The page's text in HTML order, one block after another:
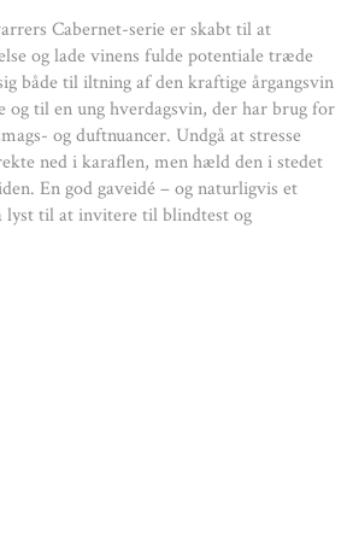
H: 23,2
OBS:
55° C i opvaskemaskine
Cabernet-serie er skabt til at
og lade vinens fulde potentiale træde
både til iltning af den kraftige årgangsvin
og til en ung hverdagsvin, der har brug for
og duftnuancer. Undgå at stresse
ned i karaflen, men hæld den i stedet
En god gaveidé – og naturligvis et
lyst til at invitere til blindtest og